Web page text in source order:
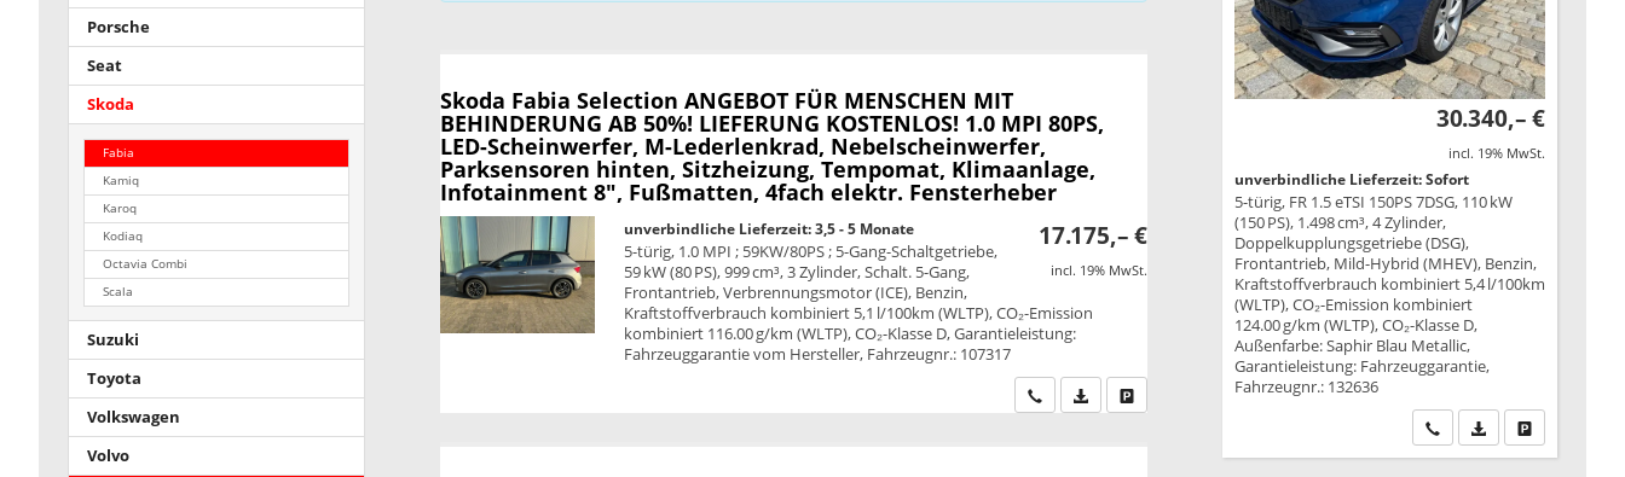
Skoda Fabia Selection ANGEBOT FÜR MENSCHEN MIT
BEHINDERUNG AB 50%! LIEFERUNG KOSTENLOS! 1.0 MPI 80PS,
LED-Scheinwerfer, M-Lederlenkrad, Nebelscheinwerfer,
Parksensoren hinten, Sitzheizung, Tempomat, Klimaanlage,
Infotainment 8", Fußmatten, 4fach elektr. Fensterheber
17.175,– €
incl. 19% MwSt.
unverbindliche Lieferzeit: 3,5 - 5 Monate
5-türig, 1.0 MPI ; 59KW/80PS ; 5-Gang-Schaltgetriebe,
59 kW (80 PS), 999 cm³, 3 Zylinder, Schalt. 5-Gang,
Frontantrieb, Verbrennungsmotor (ICE), Benzin,
Kraftstoffverbrauch kombiniert 5,1 l/100km (WLTP), CO₂-Emission
kombiniert 116.00 g/km (WLTP), CO₂-Klasse D, Garantieleistung:
Fahrzeuggarantie vom Hersteller, Fahrzeugnr.: 107317
Wir rufen Sie anPDF-Datei, Fahrzeugexposé drucken
Drucken, parken oder vergleichen
Porsche
Seat
Skoda
Fabia
Kamiq
Karoq
Kodiaq
Octavia Combi
Scala
Suzuki
Toyota
Volkswagen
Volvo
30.340,– €
incl. 19% MwSt.
unverbindliche Lieferzeit: Sofort
5-türig, FR 1.5 eTSI 150PS 7DSG, 110 kW
(150 PS), 1.498 cm³, 4 Zylinder,
Doppelkupplungsgetriebe (DSG),
Frontantrieb, Mild-Hybrid (MHEV), Benzin,
Kraftstoffverbrauch kombiniert 5,4 l/100km
(WLTP), CO₂-Emission kombiniert
124.00 g/km (WLTP), CO₂-Klasse D,
Außenfarbe: Saphir Blau Metallic,
Garantieleistung: Fahrzeuggarantie,
Fahrzeugnr.: 132636
Wir rufen Sie an
PDF-Datei,Drucken,